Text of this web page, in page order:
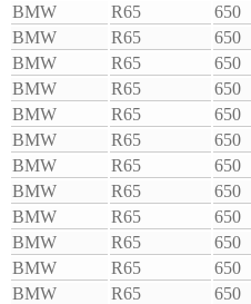
BMW
R65 650
BMW
R65 650
BMW
R65 650
BMW
R65 650
BMW
R65 650
BMW
R65 650
BMW
R65 650
BMW
R65 650
BMW
R65 650
BMW
R65 650
BMW
R65 650
BMW
R65 650